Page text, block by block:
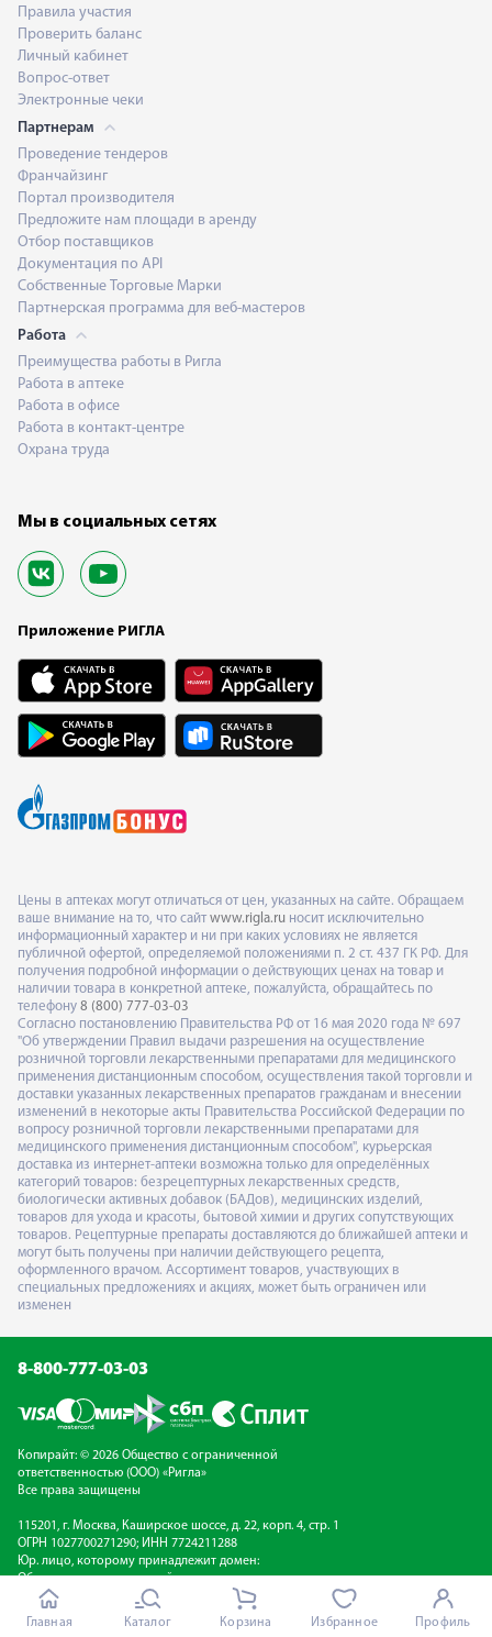
Правила участия
Проверить баланс
Личный кабинет
Вопрос-ответ
Электронные чеки
Партнерам
Проведение тендеров
Франчайзинг
Портал производителя
Предложите нам площади в аренду
Отбор поставщиков
Документация по API
Собственные Торговые Марки
Партнерская программа для веб-мастеров
Работа
Преимущества работы в Ригла
Работа в аптеке
Работа в офисе
Работа в контакт-центре
Охрана труда
Мы в социальных сетях
Приложение РИГЛА
Цены в аптеках могут отличаться от цен, указанных на сайте. Обращаем
ваше внимание на то, что сайт www.rigla.ru носит исключительно
информационный характер и ни при каких условиях не является
публичной офертой, определяемой положениями п. 2 ст. 437 ГК РФ. Для
получения подробной информации о действующих ценах на товар и
наличии товара в конкретной аптеке, пожалуйста, обращайтесь по
телефону 8 (800) 777-03-03
Согласно постановлению Правительства РФ от 16 мая 2020 года № 697
"Об утверждении Правил выдачи разрешения на осуществление
розничной торговли лекарственными препаратами для медицинского
применения дистанционным способом, осуществления такой торговли и
доставки указанных лекарственных препаратов гражданам и внесении
изменений в некоторые акты Правительства Российской Федерации по
вопросу розничной торговли лекарственными препаратами для
медицинского применения дистанционным способом", курьерская
доставка из интернет-аптеки возможна только для определённых
категорий товаров: безрецептурных лекарственных средств,
биологически активных добавок (БАДов), медицинских изделий,
товаров для ухода и красоты, бытовой химии и других сопутствующих
товаров. Рецептурные препараты доставляются до ближайшей аптеки и
могут быть получены при наличии действующего рецепта,
оформленного врачом. Ассортимент товаров, участвующих в
специальных предложениях и акциях, может быть ограничен или
изменен
8-800-777-03-03
Копирайт: © 2026 Общество с ограниченной
ответственностью (ООО) «Ригла»
Все права защищены
115201, г. Москва, Каширское шоссе, д. 22, корп. 4, стр. 1
ОГРН 1027700271290; ИНН 7724211288
Юр. лицо, которому принадлежит домен:
Общество с ограниченной ответственностью
(ООО) «Ригла»
Электронная почта:
Главная Каталог Корзина Избранное Профиль